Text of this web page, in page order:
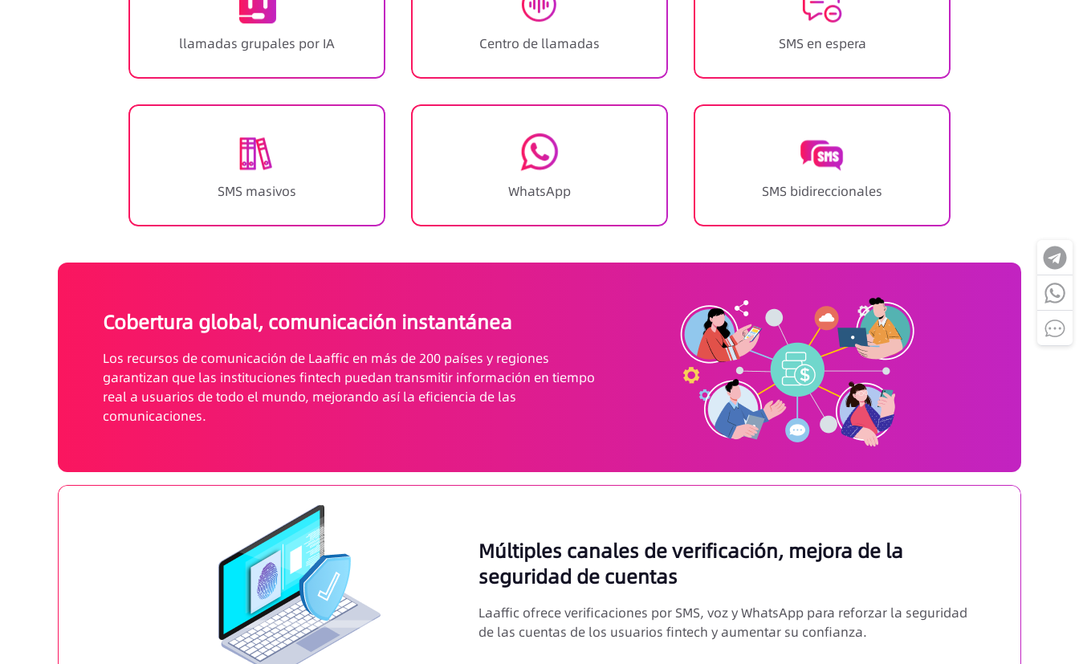
llamadas grupales por IA Centro de llamadas SMS en espera
SMS masivos WhatsApp SMS bidireccionales
Cobertura global, comunicación instantánea
Los recursos de comunicación de Laaffic en más de 200 países y regiones
garantizan que las instituciones fintech puedan transmitir información en tiempo
real a usuarios de todo el mundo, mejorando así la eficiencia de las
comunicaciones.
Múltiples canales de verificación, mejora de la
seguridad de cuentas
Laaffic ofrece verificaciones por SMS, voz y WhatsApp para reforzar la seguridad
de las cuentas de los usuarios fintech y aumentar su confianza.